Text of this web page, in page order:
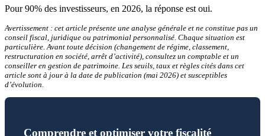
Pour 90% des investisseurs, en 2026, la réponse est oui.
Avertissement : cet article présente une analyse générale et ne constitue pas un
conseil fiscal, juridique ou patrimonial personnalisé. Chaque situation est
particulière. Avant toute décision (changement de régime, classement,
restructuration en société, arrêt d’activité), consultez un comptable et un
conseiller en gestion de patrimoine. Les seuils, taux et règles cités dans cet
article sont à jour à la date de publication (mai 2026) et susceptibles
d’évolution.
Comprendre et optimiser votre fiscalité